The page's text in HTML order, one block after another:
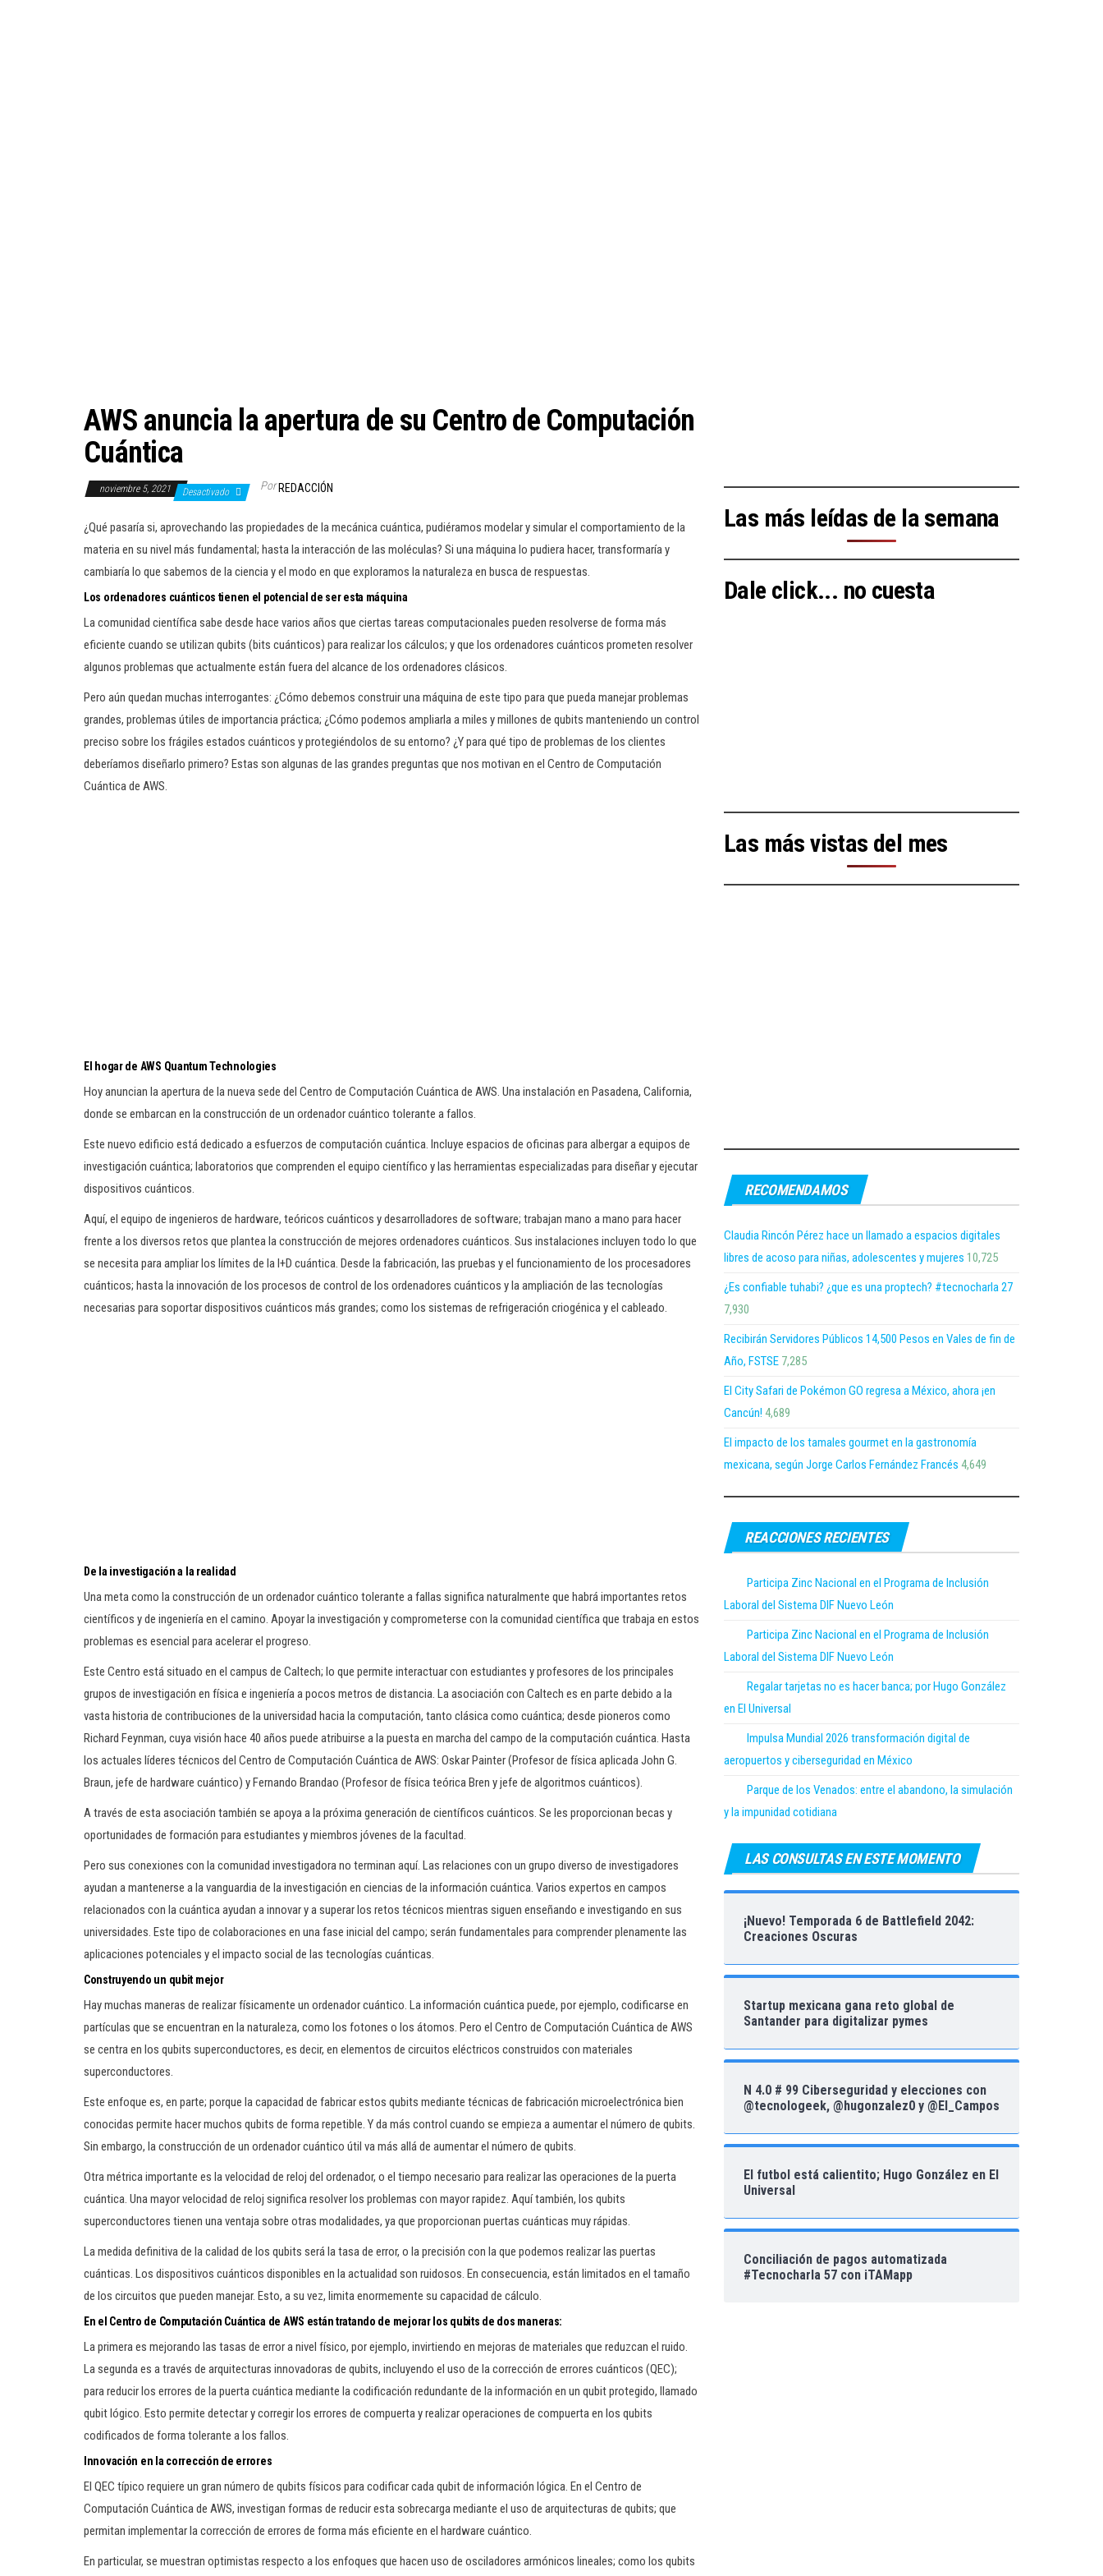
AWS anuncia la apertura de su Centro de Computación
Cuántica
noviembre 5, 2021 Desactivado Por REDACCIÓN
¿Qué pasaría si, aprovechando las propiedades de la mecánica cuántica, pudiéramos modelar y simular el comportamiento de la
materia en su nivel más fundamental; hasta la interacción de las moléculas? Si una máquina lo pudiera hacer, transformaría y
cambiaría lo que sabemos de la ciencia y el modo en que exploramos la naturaleza en busca de respuestas.
Los ordenadores cuánticos tienen el potencial de ser esta máquina
La comunidad científica sabe desde hace varios años que ciertas tareas computacionales pueden resolverse de forma más
eficiente cuando se utilizan qubits (bits cuánticos) para realizar los cálculos; y que los ordenadores cuánticos prometen resolver
algunos problemas que actualmente están fuera del alcance de los ordenadores clásicos.
Pero aún quedan muchas interrogantes: ¿Cómo debemos construir una máquina de este tipo para que pueda manejar problemas
grandes, problemas útiles de importancia práctica; ¿Cómo podemos ampliarla a miles y millones de qubits manteniendo un control
preciso sobre los frágiles estados cuánticos y protegiéndolos de su entorno? ¿Y para qué tipo de problemas de los clientes
deberíamos diseñarlo primero? Estas son algunas de las grandes preguntas que nos motivan en el Centro de Computación
Cuántica de AWS.
El hogar de AWS Quantum Technologies
Hoy anuncian la apertura de la nueva sede del Centro de Computación Cuántica de AWS. Una instalación en Pasadena, California,
donde se embarcan en la construcción de un ordenador cuántico tolerante a fallos.
Este nuevo edificio está dedicado a esfuerzos de computación cuántica. Incluye espacios de oficinas para albergar a equipos de
investigación cuántica; laboratorios que comprenden el equipo científico y las herramientas especializadas para diseñar y ejecutar
dispositivos cuánticos.
Aquí, el equipo de ingenieros de hardware, teóricos cuánticos y desarrolladores de software; trabajan mano a mano para hacer
frente a los diversos retos que plantea la construcción de mejores ordenadores cuánticos. Sus instalaciones incluyen todo lo que
se necesita para ampliar los límites de la I+D cuántica. Desde la fabricación, las pruebas y el funcionamiento de los procesadores
cuánticos; hasta la innovación de los procesos de control de los ordenadores cuánticos y la ampliación de las tecnologías
necesarias para soportar dispositivos cuánticos más grandes; como los sistemas de refrigeración criogénica y el cableado.
De la investigación a la realidad
Una meta como la construcción de un ordenador cuántico tolerante a fallas significa naturalmente que habrá importantes retos
científicos y de ingeniería en el camino. Apoyar la investigación y comprometerse con la comunidad científica que trabaja en estos
problemas es esencial para acelerar el progreso.
Este Centro está situado en el campus de Caltech; lo que permite interactuar con estudiantes y profesores de los principales
grupos de investigación en física e ingeniería a pocos metros de distancia. La asociación con Caltech es en parte debido a la
vasta historia de contribuciones de la universidad hacia la computación, tanto clásica como cuántica; desde pioneros como
Richard Feynman, cuya visión hace 40 años puede atribuirse a la puesta en marcha del campo de la computación cuántica. Hasta
los actuales líderes técnicos del Centro de Computación Cuántica de AWS: Oskar Painter (Profesor de física aplicada John G.
Braun, jefe de hardware cuántico) y Fernando Brandao (Profesor de física teórica Bren y jefe de algoritmos cuánticos).
A través de esta asociación también se apoya a la próxima generación de científicos cuánticos. Se les proporcionan becas y
oportunidades de formación para estudiantes y miembros jóvenes de la facultad.
Pero sus conexiones con la comunidad investigadora no terminan aquí. Las relaciones con un grupo diverso de investigadores
ayudan a mantenerse a la vanguardia de la investigación en ciencias de la información cuántica. Varios expertos en campos
relacionados con la cuántica ayudan a innovar y a superar los retos técnicos mientras siguen enseñando e investigando en sus
universidades. Este tipo de colaboraciones en una fase inicial del campo; serán fundamentales para comprender plenamente las
aplicaciones potenciales y el impacto social de las tecnologías cuánticas.
Construyendo un qubit mejor
Hay muchas maneras de realizar físicamente un ordenador cuántico. La información cuántica puede, por ejemplo, codificarse en
partículas que se encuentran en la naturaleza, como los fotones o los átomos. Pero el Centro de Computación Cuántica de AWS
se centra en los qubits superconductores, es decir, en elementos de circuitos eléctricos construidos con materiales
superconductores.
Este enfoque es, en parte; porque la capacidad de fabricar estos qubits mediante técnicas de fabricación microelectrónica bien
conocidas permite hacer muchos qubits de forma repetible. Y da más control cuando se empieza a aumentar el número de qubits.
Sin embargo, la construcción de un ordenador cuántico útil va más allá de aumentar el número de qubits.
Otra métrica importante es la velocidad de reloj del ordenador, o el tiempo necesario para realizar las operaciones de la puerta
cuántica. Una mayor velocidad de reloj significa resolver los problemas con mayor rapidez. Aquí también, los qubits
superconductores tienen una ventaja sobre otras modalidades, ya que proporcionan puertas cuánticas muy rápidas.
La medida definitiva de la calidad de los qubits será la tasa de error, o la precisión con la que podemos realizar las puertas
cuánticas. Los dispositivos cuánticos disponibles en la actualidad son ruidosos. En consecuencia, están limitados en el tamaño
de los circuitos que pueden manejar. Esto, a su vez, limita enormemente su capacidad de cálculo.
En el Centro de Computación Cuántica de AWS están tratando de mejorar los qubits de dos maneras:
La primera es mejorando las tasas de error a nivel físico, por ejemplo, invirtiendo en mejoras de materiales que reduzcan el ruido.
La segunda es a través de arquitecturas innovadoras de qubits, incluyendo el uso de la corrección de errores cuánticos (QEC);
para reducir los errores de la puerta cuántica mediante la codificación redundante de la información en un qubit protegido, llamado
qubit lógico. Esto permite detectar y corregir los errores de compuerta y realizar operaciones de compuerta en los qubits
codificados de forma tolerante a los fallos.
Innovación en la corrección de errores
El QEC típico requiere un gran número de qubits físicos para codificar cada qubit de información lógica. En el Centro de
Computación Cuántica de AWS, investigan formas de reducir esta sobrecarga mediante el uso de arquitecturas de qubits; que
permitan implementar la corrección de errores de forma más eficiente en el hardware cuántico.
En particular, se muestran optimistas respecto a los enfoques que hacen uso de osciladores armónicos lineales; como los qubits
Las más leídas de la semana
Dale click... no cuesta
Las más vistas del mes
RECOMENDAMOS
Claudia Rincón Pérez hace un llamado a espacios digitales
libres de acoso para niñas, adolescentes y mujeres 10,725
¿Es confiable tuhabi? ¿que es una proptech? #tecnocharla 27
7,930
Recibirán Servidores Públicos 14,500 Pesos en Vales de fin de
Año, FSTSE 7,285
El City Safari de Pokémon GO regresa a México, ahora ¡en
Cancún! 4,689
El impacto de los tamales gourmet en la gastronomía
mexicana, según Jorge Carlos Fernández Francés 4,649
REACCIONES RECIENTES
Participa Zinc Nacional en el Programa de Inclusión
Laboral del Sistema DIF Nuevo León
Participa Zinc Nacional en el Programa de Inclusión
Laboral del Sistema DIF Nuevo León
Regalar tarjetas no es hacer banca; por Hugo González
en El Universal
Impulsa Mundial 2026 transformación digital de
aeropuertos y ciberseguridad en México
Parque de los Venados: entre el abandono, la simulación
y la impunidad cotidiana
LAS CONSULTAS EN ESTE MOMENTO
¡Nuevo! Temporada 6 de Battlefield 2042:
Creaciones Oscuras
Startup mexicana gana reto global de
Santander para digitalizar pymes
N 4.0 # 99 Ciberseguridad y elecciones con
@tecnologeek, @hugonzalez0 y @El_Campos
El futbol está calientito; Hugo González en El
Universal
Conciliación de pagos automatizada
#Tecnocharla 57 con iTAMapp